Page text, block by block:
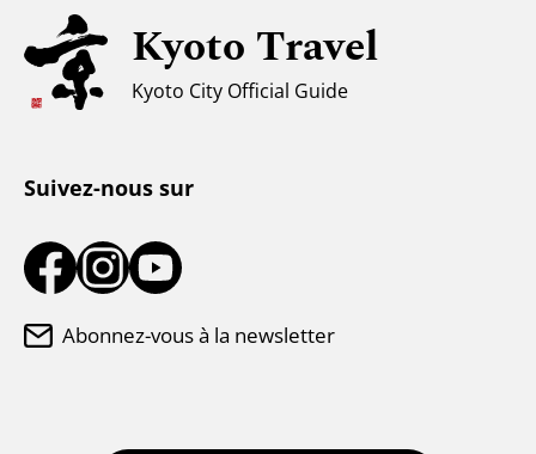
Climat et vêtements
Centre d'information touristique
Kyoto Travel
Kyoto City Official Guide
Suivez-nous sur
Abonnez-vous à la newsletter